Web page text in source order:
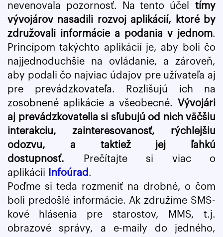
nevenovala pozornosť. Na tento účel tímy
vývojárov nasadili rozvoj aplikácií, ktoré by
združovali informácie a podania v jednom.
Princípom takýchto aplikácií je, aby boli čo
najjednoduchšie na ovládanie, a zároveň,
aby podali čo najviac údajov pre užívateľa aj
pre prevádzkovateľa. Rozlišujú ich na
zosobnené aplikácie a všeobecné. Vývojári
aj prevádzkovatelia si sľubujú od nich väčšiu
interakciu, zainteresovanosť, rýchlejšiu
odozvu, a taktiež jej ľahkú
dostupnosť. Prečítajte si viac o
aplikácii
Infoúrad .
Poďme si teda rozmeniť na drobné, o čom
boli predošlé informácie. Ak združíme SMS-
kové hlásenia pre starostov, MMS, t.j.
obrazové správy, a e-maily do jedného,